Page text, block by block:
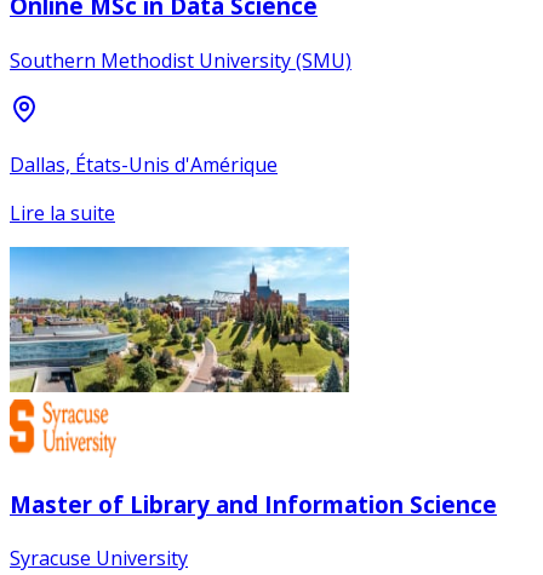
Southern Methodist University (SMU)
Dallas, États-Unis d'Amérique
Lire la suite
Master of Library and Information Science
Syracuse University